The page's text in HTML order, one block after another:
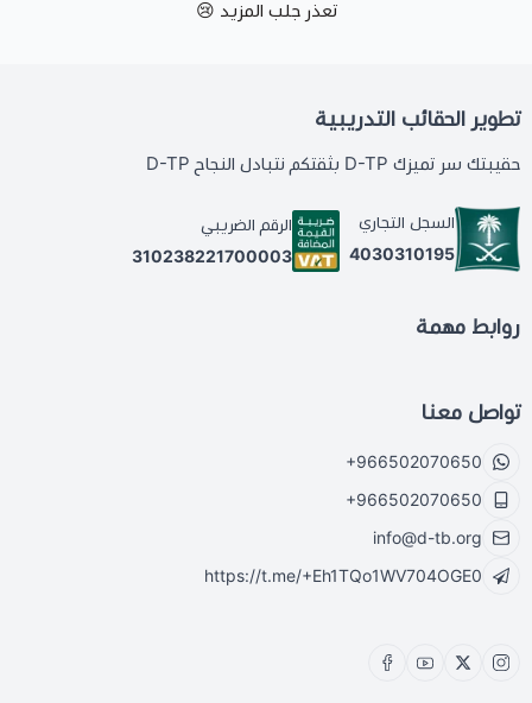
تعذر جلب المزيد 😢
تطوير الحقائب التدريبية
حقيبتك سر تميزك D-TP بثقتكم نتبادل النجاح D-TP
السجل التجاري
4030310195
الرقم الضريبي
310238221700003
روابط مهمة
تواصل معنا
+966502070650
+966502070650
info@d-tb.org
https://t.me/+Eh1TQo1WV704OGE0